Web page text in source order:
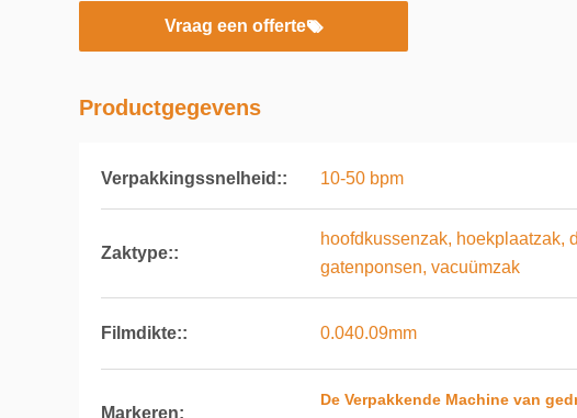
Vraag een offerte
Productgegevens
Verpakkingssnelheid:: 10-50 bpm
Zaktype::
hoofdkussenzak, hoekplaatzak,
gatenponsen, vacuümzak
Filmdikte:: 0.040.09mm
Markeren:
De Verpakkende Machine van